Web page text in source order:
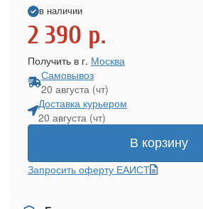
в наличии
2 390 р.
Получить в г. Москва
Самовывоз
20 августа (чт)
Доставка курьером
20 августа (чт)
В корзину
Запросить оферту ЕАИСТ